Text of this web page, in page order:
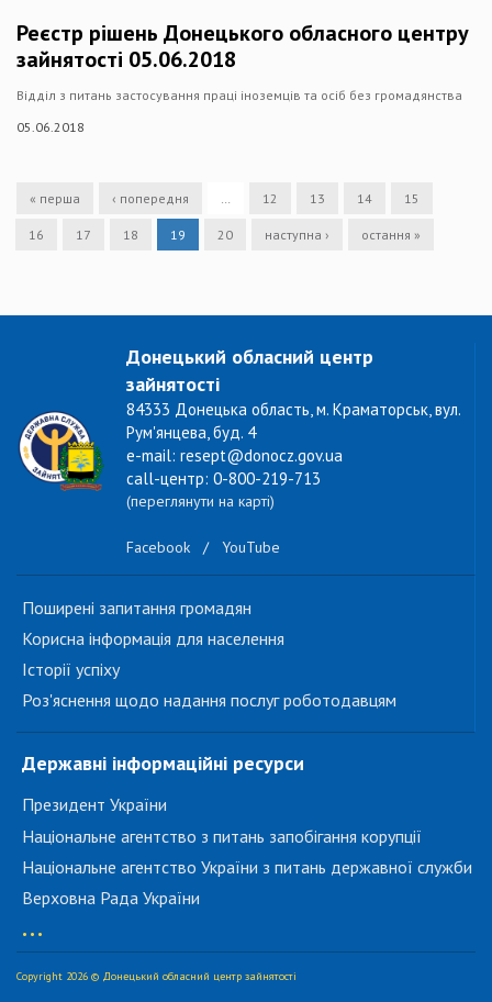
Реєстр рішень Донецького обласного центру
зайнятості 05.06.2018
Відділ з питань застосування праці іноземців та осіб без громадянства
05.06.2018
« перша ‹ попередня 12 13 14 15
16 17 18 19 20 наступна › остання »
Донецький обласний центр
зайнятості
84333 Донецька область, м. Краматорськ, вул.
Рум'янцева, буд. 4
e-mail: resept@donocz.gov.ua
call-центр: 0-800-219-713
(переглянути на карті)
Facebook / YouTube
Поширені запитання громадян
Корисна інформація для населення
Історії успіху
Роз'яснення щодо надання послуг роботодавцям
Державні інформаційні ресурси
Президент України
Національне агентство з питань запобігання корупції
Національне агентство України з питань державної служби
Верховна Рада України
...
Copyright 2026 © Донецький обласний центр зайнятості